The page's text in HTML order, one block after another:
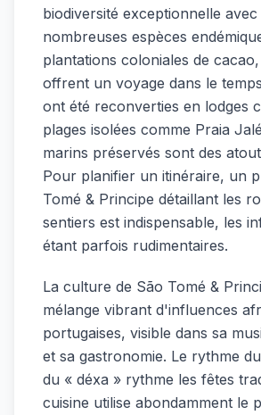
biodiversité exceptionnelle avec
nombreuses espèces
plantations coloniales de
offrent un voyage dans le
ont été reconverties en lodges
plages isolées comme Praia
marins préservés sont des
Pour planifier un itinéraire, un
Tomé & Principe détaillant les
sentiers est indispensable, les
étant parfois rudimentaires.
La culture de São Tomé &
mélange vibrant d'influences
portugaises, visible dans sa
et sa gastronomie. Le rythme
du « déxa » rythme les fêtes
cuisine utilise abondamment le